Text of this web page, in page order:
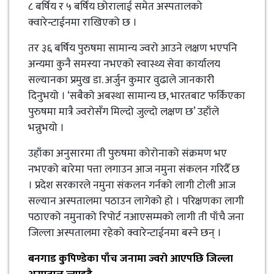
८ बर्षिय र ५ बर्षिय छोरालाई समेत अस्पतालको
क्वारेन्टाईनमा राखिएको छ ।
तर ३६ बर्षिय पुरुषमा सामान्य ज्वरो आउने लक्षण भएपनि
अन्यमा कुनै समस्या नभएको स्वास्थ्य सेवा कार्यालय
सल्यानका प्रमुख डा. अर्जुन कुमार वुढाले जानकारी
दिनुभयो । ‘सबैको अबस्था सामान्य छ, भारतबाट फर्किएका
पुरुषमा मात्रै ज्वरोसँग मिल्दो जुल्दो लक्षण छ’ उहाँले
भन्नुभयो ।
उहाँका अनुसारमा ती पुरुषमा कोरोनाको संक्रमण भए
नभएको बारेमा पत्ता लगाउन आज नमुना संकलन गरिदैँ छ
। प्रदेश सरकारले नमुना संकलन गर्नको लागी टोली आज
सल्यान अस्पतालमा पठाउन लागेको हो । परिक्षणका लागी
पठाएको नमुनाको रिपोर्ट नआएसम्मको लागी ती पाँचै जना
जिल्ला अस्पतालमा रहेको क्वारेन्टाईनमा बस्ने छन् ।
बनगाड कुपिण्डेका पाँच जनामा ज्वरो आएपछि जिल्ला